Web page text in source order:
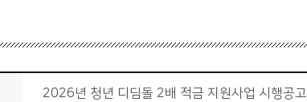
2026년 청년 디딤돌 2배 적금 지원사업 시행공고